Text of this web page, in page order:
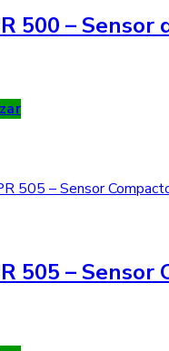
500 –
505 – Sensor